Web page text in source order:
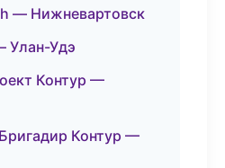
— Нижневартовск
Улан-Удэ
Контур —
Контур —